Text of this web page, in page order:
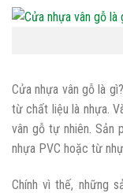
Cửa nhựa vân gỗ là
từ chất liệu là nhựa.
vân gỗ tự nhiên. Sản
nhựa PVC hoặc từ
Chính vì thế, những